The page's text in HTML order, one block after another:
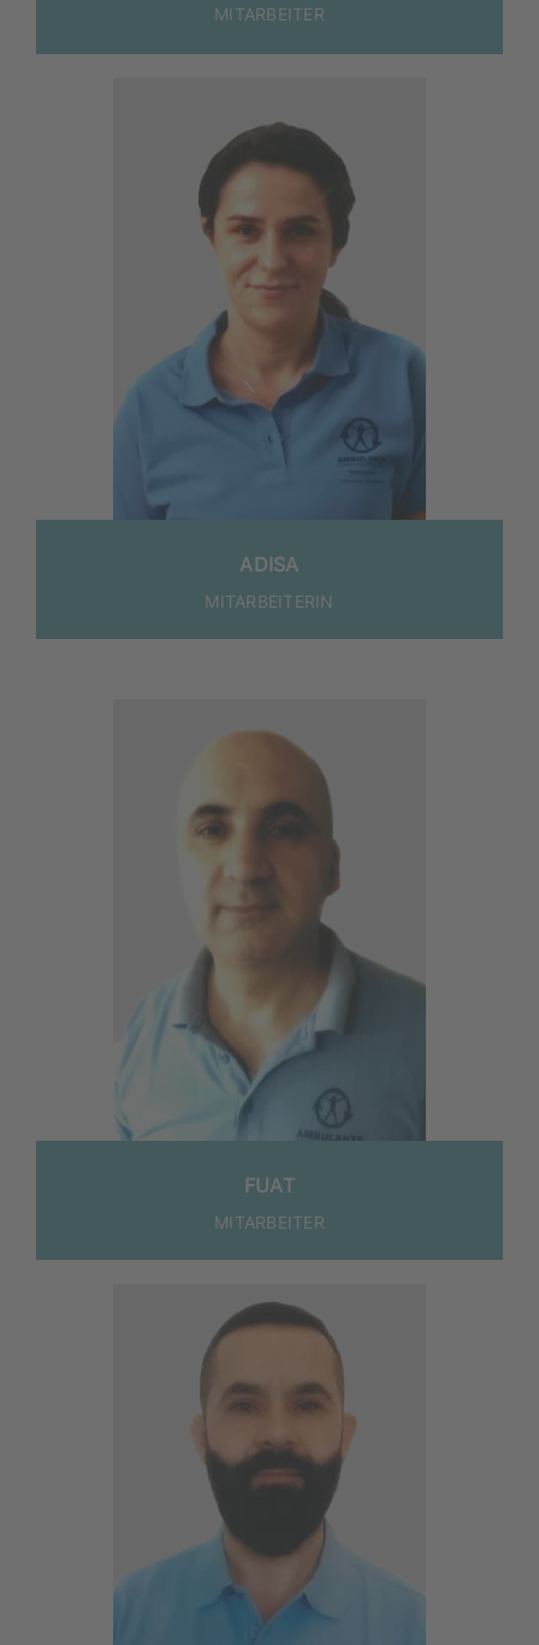
MITARBEITER
ADI­SA
MIT­AR­BEI­TE­RIN
FUAT
MITARBEITER